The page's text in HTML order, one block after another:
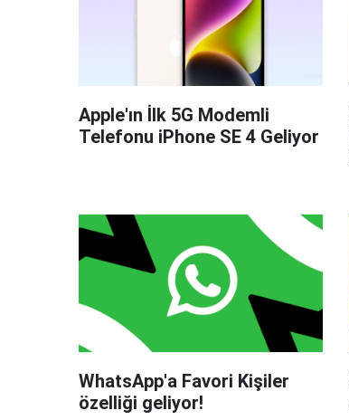
Apple'ın İlk 5G Modemli
Telefonu iPhone SE 4 Geliyor
WhatsApp'a Favori Kişiler
özelliği geliyor!